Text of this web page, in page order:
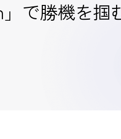
」で勝機を